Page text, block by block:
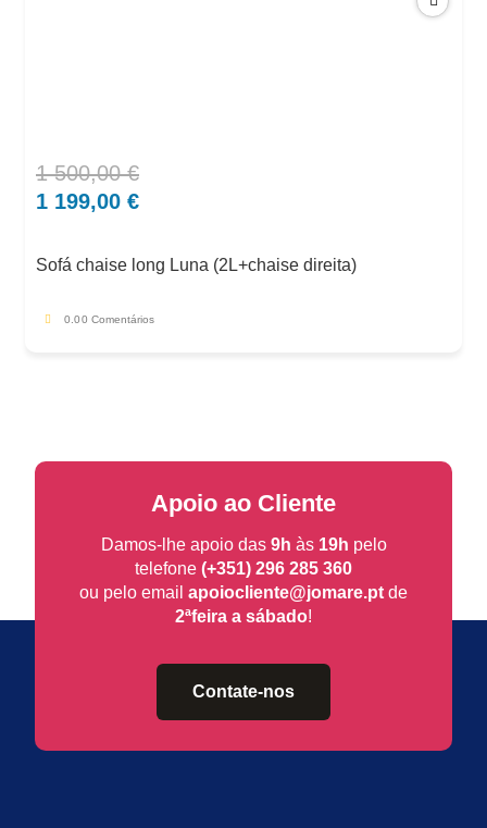
1 500,00€
O
preço
1
1 199,00 €
O
preço
1
Sofá chaise long Luna (2L+chaise direita)
0.00 Comentários
Apoio ao Cliente
Damos-lhe apoio das 9h às 19h pelo
telefone (+351) 296 285 360
ou pelo email apoiocliente@jomare.pt de
2ªfeira a sábado!
Contate-nos